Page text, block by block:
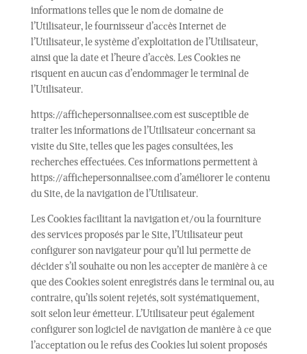
informations telles que le nom de domaine de
l’Utilisateur, le fournisseur d’accès Internet de
l’Utilisateur, le système d’exploitation de l’Utilisateur,
ainsi que la date et l’heure d’accès. Les Cookies ne
risquent en aucun cas d’endommager le terminal de
l’Utilisateur.
https://affichepersonnalisee.com est susceptible de
traiter les informations de l’Utilisateur concernant sa
visite du Site, telles que les pages consultées, les
recherches effectuées. Ces informations permettent à
https://affichepersonnalisee.com d’améliorer le contenu
du Site, de la navigation de l’Utilisateur.
Les Cookies facilitant la navigation et/ou la fourniture
des services proposés par le Site, l’Utilisateur peut
configurer son navigateur pour qu’il lui permette de
décider s’il souhaite ou non les accepter de manière à ce
que des Cookies soient enregistrés dans le terminal ou, au
contraire, qu’ils soient rejetés, soit systématiquement,
soit selon leur émetteur. L’Utilisateur peut également
configurer son logiciel de navigation de manière à ce que
l’acceptation ou le refus des Cookies lui soient proposés